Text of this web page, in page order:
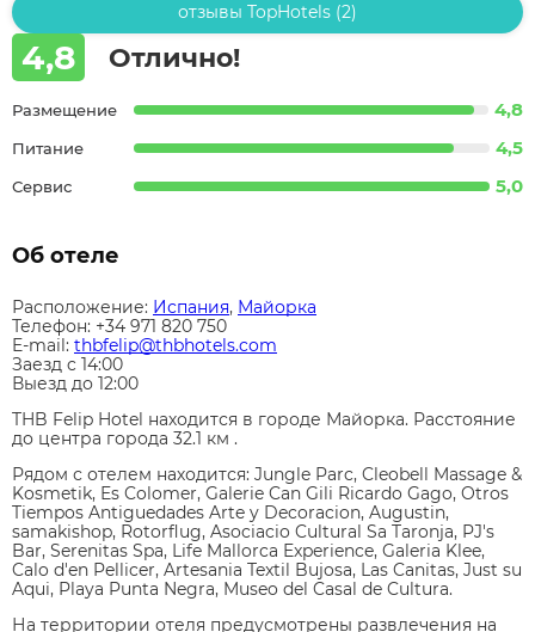
отзывы TopHotels (2)
4,8 Отлично!
Размещение 4,8
Питание 4,5
Сервис 5,0
Об отеле
Расположение: Испания, Майорка
Телефон: +34 971 820 750
E-mail: thbfelip@thbhotels.com
Заезд c 14:00
Выезд до 12:00
THB Felip Hotel находится в городе Майорка. Расстояние
до центра города 32.1 км .
Рядом с отелем находится: Jungle Parc, Cleobell Massage &
Kosmetik, Es Colomer, Galerie Can Gili Ricardo Gago, Otros
Tiempos Antiguedades Arte y Decoracion, Augustin,
samakishop, Rotorflug, Asociacio Cultural Sa Taronja, PJ's
Bar, Serenitas Spa, Life Mallorca Experience, Galeria Klee,
Calo d'en Pellicer, Artesania Textil Bujosa, Las Canitas, Just su
Aqui, Playa Punta Negra, Museo del Casal de Cultura.
На территории отеля предусмотрены развлечения на